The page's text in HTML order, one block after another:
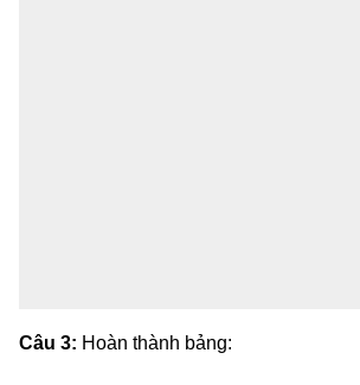
Câu 3: Hoàn thành bảng: